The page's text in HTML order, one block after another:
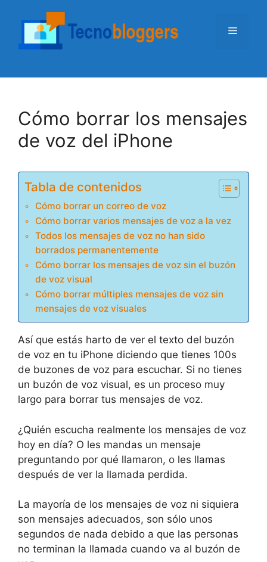
contenido
Menú
Cómo borrar los mensajes
de voz del iPhone
Tabla de contenidos
Cómo borrar un correo de voz
Cómo borrar varios mensajes de voz a la vez
Todos los mensajes de voz no han sido
borrados permanentemente
Cómo borrar los mensajes de voz sin el buzón
de voz visual
Cómo borrar múltiples mensajes de voz sin
mensajes de voz visuales
Así que estás harto de ver el texto del buzón
de voz en tu iPhone diciendo que tienes 100s
de buzones de voz para escuchar. Si no tienes
un buzón de voz visual, es un proceso muy
largo para borrar tus mensajes de voz.
¿Quién escucha realmente los mensajes de voz
hoy en día? O les mandas un mensaje
preguntando por qué llamaron, o les llamas
después de ver la llamada perdida.
La mayoría de los mensajes de voz ni siquiera
son mensajes adecuados, son sólo unos
segundos de nada debido a que las personas
no terminan la llamada cuando va al buzón de